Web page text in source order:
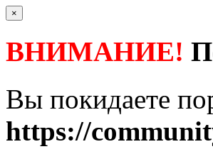
×
ВНИМАНИЕ!
Вы покидаете
https://